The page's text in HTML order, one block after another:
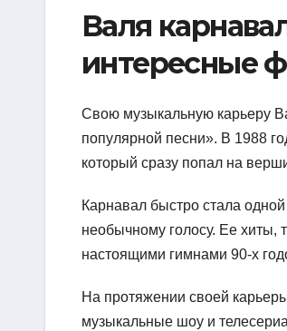
Валя
интересные
Свою музыкальную карьеру
популярной песни». В 1988
который сразу попал на
Карнавал быстро стала
необычному голосу. Ее хиты,
настоящими гимнами 90-х
На протяжении своей
музыкальные шоу и